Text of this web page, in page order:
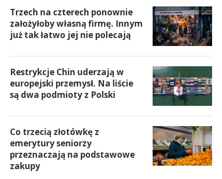
Trzech na czterech ponownie
założyłoby własną firmę. Innym
już tak łatwo jej nie polecają
Restrykcje Chin uderzają w
europejski przemysł. Na liście
są dwa podmioty z Polski
Co trzecią złotówkę z
emerytury seniorzy
przeznaczają na podstawowe
zakupy